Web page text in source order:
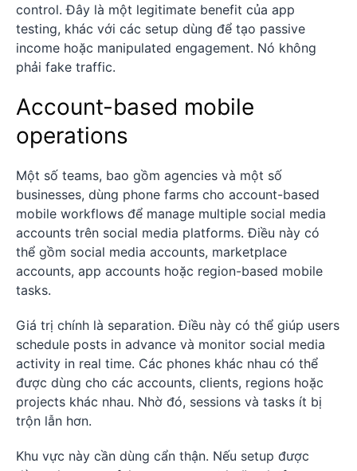
control. Đây là một legitimate benefit của app
testing, khác với các setup dùng để tạo passive
income hoặc manipulated engagement. Nó không
phải fake traffic.
Account-based mobile
operations
Một số teams, bao gồm agencies và một số
businesses, dùng phone farms cho account-based
mobile workflows để manage multiple social media
accounts trên social media platforms. Điều này có
thể gồm social media accounts, marketplace
accounts, app accounts hoặc region-based mobile
tasks.
Giá trị chính là separation. Điều này có thể giúp users
schedule posts in advance và monitor social media
activity in real time. Các phones khác nhau có thể
được dùng cho các accounts, clients, regions hoặc
projects khác nhau. Nhờ đó, sessions và tasks ít bị
trộn lẫn hơn.
Khu vực này cần dùng cẩn thận. Nếu setup được